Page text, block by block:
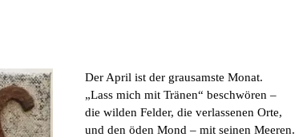
Der April ist der grausamste Monat.
„Lass mich mit Tränen“ beschwören –
die wilden Felder, die verlassenen Orte,
und den öden Mond – mit seinen Meeren.